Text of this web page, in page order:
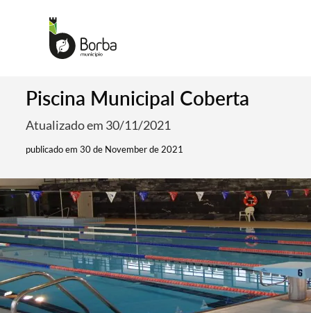
Piscina Municipal Coberta
Atualizado em 30/11/2021
publicado em 30 de November de 2021